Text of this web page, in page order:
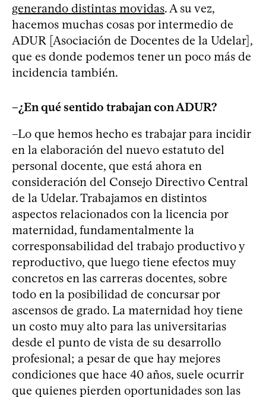
generando distintas movidas. A su vez,
hacemos muchas cosas por intermedio de
ADUR [Asociación de Docentes de la Udelar],
que es donde podemos tener un poco más de
incidencia también.
–¿En qué sentido trabajan con ADUR?
–Lo que hemos hecho es trabajar para incidir
en la elaboración del nuevo estatuto del
personal docente, que está ahora en
consideración del Consejo Directivo Central
de la Udelar. Trabajamos en distintos
aspectos relacionados con la licencia por
maternidad, fundamentalmente la
corresponsabilidad del trabajo productivo y
reproductivo, que luego tiene efectos muy
concretos en las carreras docentes, sobre
todo en la posibilidad de concursar por
ascensos de grado. La maternidad hoy tiene
un costo muy alto para las universitarias
desde el punto de vista de su desarrollo
profesional; a pesar de que hay mejores
condiciones que hace 40 años, suele ocurrir
que quienes pierden oportunidades son las